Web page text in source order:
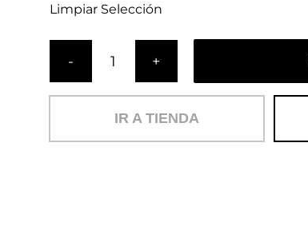
Limpiar Selección
Cojín
(PL)
IR A TIENDA